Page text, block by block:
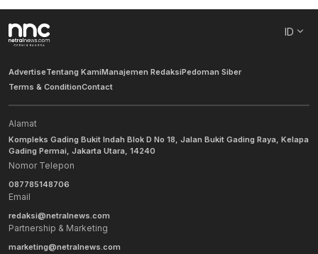
ID
AdvertiseTentang KamiManajemen RedaksiPedoman Siber
Terms & ConditionContact
Alamat
Kompleks Gading Bukit Indah Blok D No 18, Jalan Bukit Gading Raya, Kelapa
Gading Permai, Jakarta Utara, 14240
Nomor Telepon
087785148706
Email
redaksi@netralnews.com
Partnership & Marketing
marketing@netralnews.com